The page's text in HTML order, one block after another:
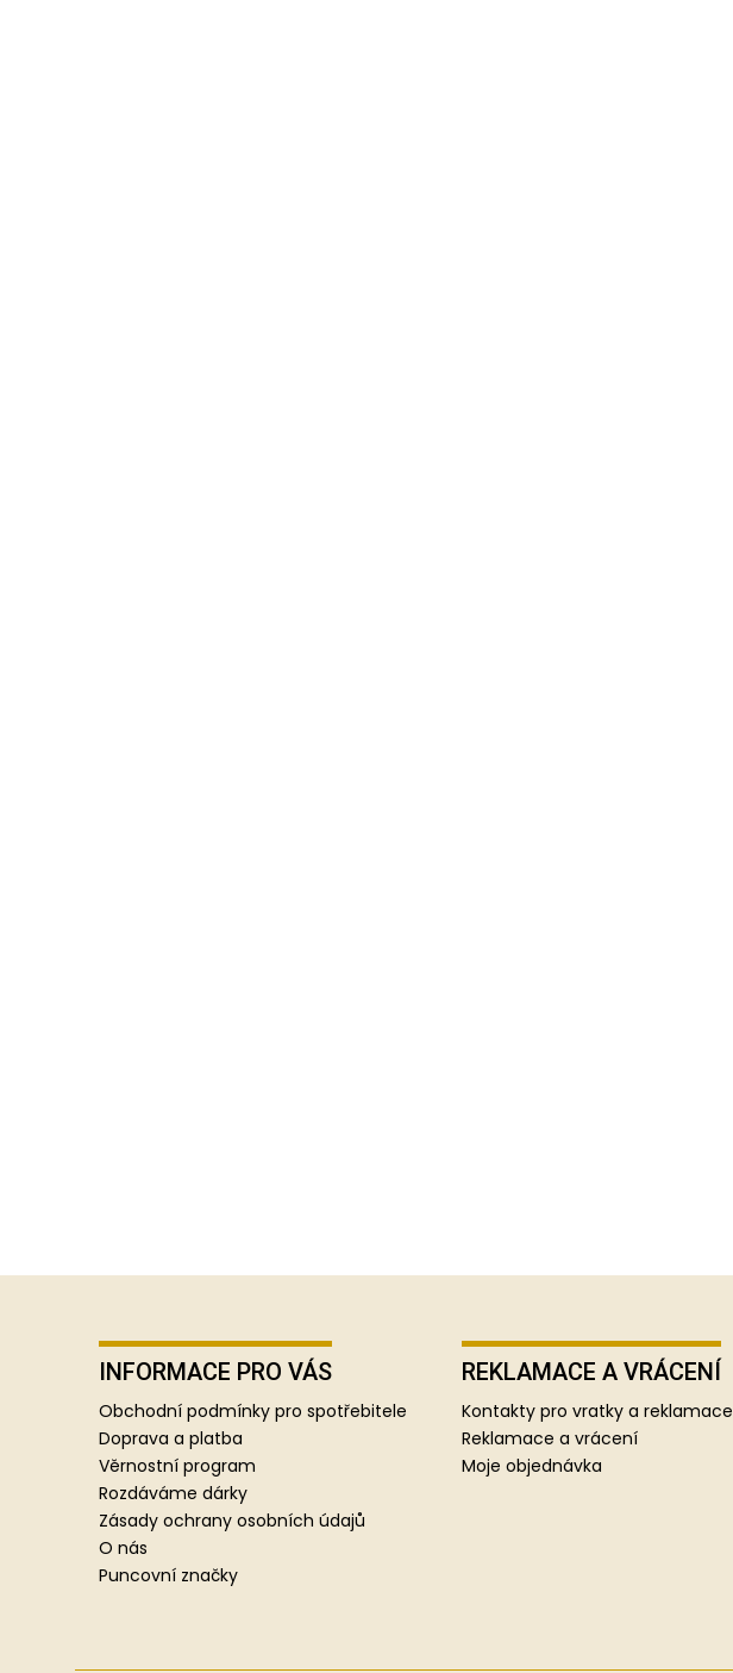
INFORMACE PRO VÁS
Obchodní podmínky pro spotřebitele
Doprava a platba
Věrnostní program
Rozdáváme dárky
Zásady ochrany osobních údajů
O nás
Puncovní značky
REKLAMACE A VRÁCENÍ
Kontakty pro vratky a reklamace
Reklamace a vrácení
Moje objednávka